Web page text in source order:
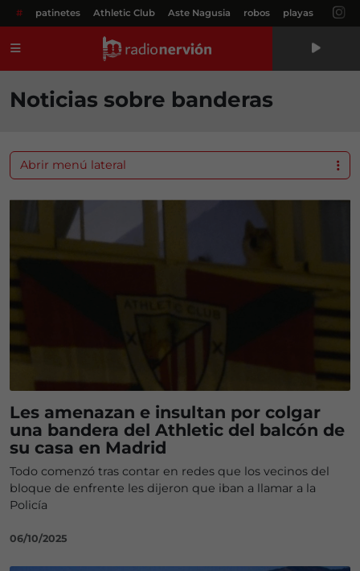
# patinetes Athletic Club Aste Nagusia robos playas
Noticias sobre banderas
Les amenazan e insultan por colgar
una bandera del Athletic del balcón de
su casa en Madrid
Todo comenzó tras contar en redes que los vecinos del
bloque de enfrente les dijeron que iban a llamar a la
Policía
06/10/2025
Abrir menú lateral